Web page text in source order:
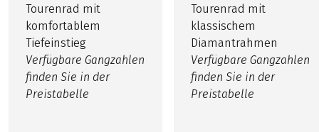
Tourenrad mit
komfortablem
Tiefeinstieg
Verfügbare Gangzahlen
finden Sie in der
Preistabelle
Tourenrad mit
klassischem
Diamantrahmen
Verfügbare Gangzahlen
finden Sie in der
Preistabelle